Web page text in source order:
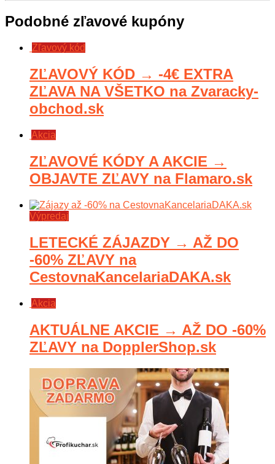
Podobné zľavové kupóny
Zľavový kód
ZĽAVOVÝ KÓD → -4€ EXTRA
ZĽAVA NA VŠETKO na Zvaracky-
obchod.sk
Akcia
ZĽAVOVÉ KÓDY A AKCIE →
OBJAVTE ZĽAVY na Flamaro.sk
Výpredaj
LETECKÉ ZÁJAZDY → AŽ DO
-60% ZĽAVY na
CestovnaKancelariaDAKA.sk
Akcia
AKTUÁLNE AKCIE → AŽ DO -60%
ZĽAVY na DopplerShop.sk